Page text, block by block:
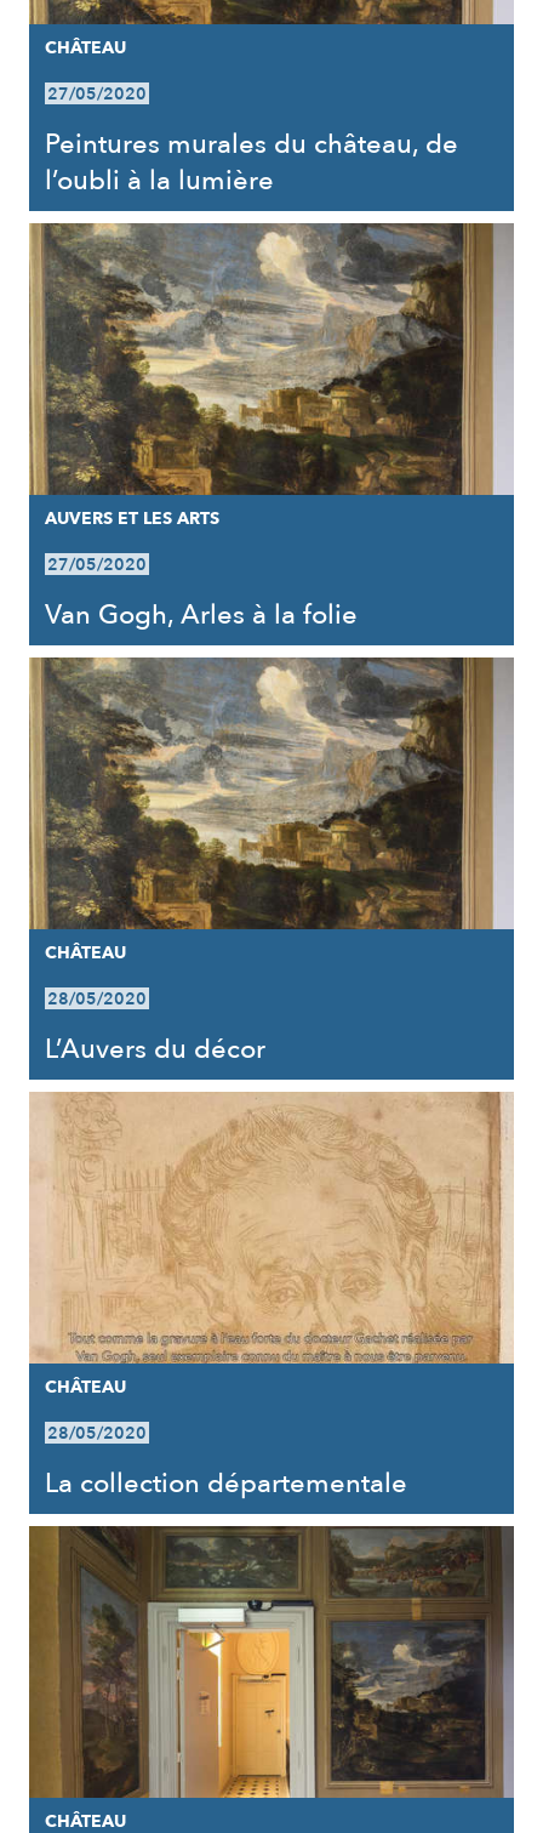
CHÂTEAU
27/05/2020
Peintures murales du château, de
l’oubli à la lumière
AUVERS ET LES ARTS
27/05/2020
Van Gogh, Arles à la folie
CHÂTEAU
28/05/2020
L’Auvers du décor
CHÂTEAU
28/05/2020
La collection départementale
CHÂTEAU